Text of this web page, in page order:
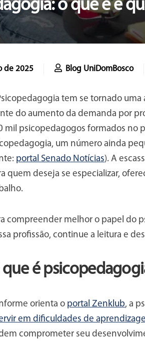
o que é e
de 2025 Blog UniDomBosco
tem se tornado uma
do aumento da demanda por
mil psicopedagogos formados no
um número ainda
portal Senado Notícias). A
quem deseja se especializar,
compreender melhor o papel do
profissão, continue a leitura e
que é
orienta o portal Zenklub, a
em dificuldades de
comprometer seu